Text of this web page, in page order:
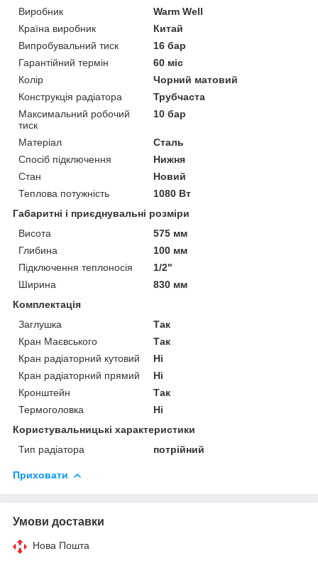
Виробник
Warm Well
Країна виробник
Китай
Випробувальний тиск
16 бар
Гарантійний термін
60 міс
Колір
Чорний матовий
Конструкція радіатора
Трубчаста
Максимальний робочий
тиск
10 бар
Матеріал
Сталь
Спосіб підключення
Нижня
Стан
Новий
Теплова потужність
1080 Вт
Габаритні і приєднувальні розміри
Висота
575 мм
Глибина
100 мм
Підключення теплоносія
1/2"
Ширина
830 мм
Комплектація
Заглушка
Так
Кран Маєвського
Так
Кран радіаторний кутовий
Ні
Кран радіаторний прямий
Ні
Кронштейн
Так
Термоголовка
Ні
Користувальницькі характеристики
Тип радіатора
потрійний
Приховати
Умови доставки
Нова Пошта